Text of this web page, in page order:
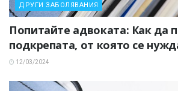
ДРУГИ ЗАБОЛЯВАНИЯ
Попитайте адвоката: Как да
подкрепата, от която се
12/03/2024